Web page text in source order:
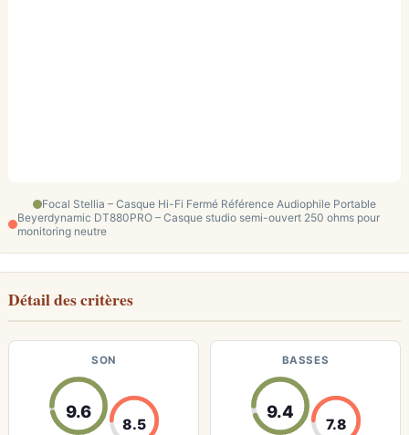
Focal Stellia – Casque Hi-Fi Fermé Référence Audiophile Portable
Beyerdynamic DT880PRO – Casque studio semi-ouvert 250 ohms pour
monitoring neutre
Détail des critères
SON
9.6
8.5
BASSES
9.4
7.8